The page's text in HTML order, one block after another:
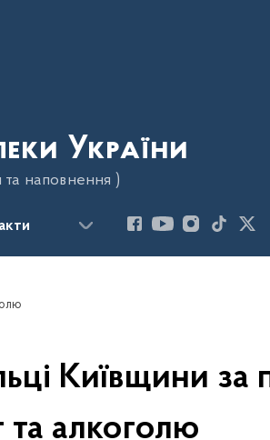
України
наповнення )
Київщини за
та алкоголю